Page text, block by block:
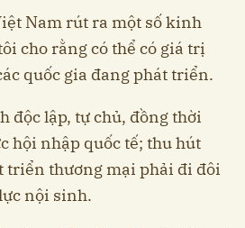
Nam rút ra một số kinh
cho rằng có thể có giá trị
quốc gia đang phát triển.
độc lập, tự chủ, đồng thời
hội nhập quốc tế; thu hút
triển thương mại phải đi đôi
nội sinh.